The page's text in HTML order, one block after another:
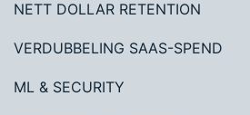
NETT DOLLAR RETENTION
VERDUBBELING SAAS-SPEND
ML & SECURITY